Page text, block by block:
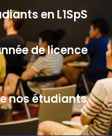
en L1SpS
de licence
nos étudiants